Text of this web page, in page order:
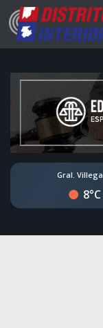
Gral.
8°C